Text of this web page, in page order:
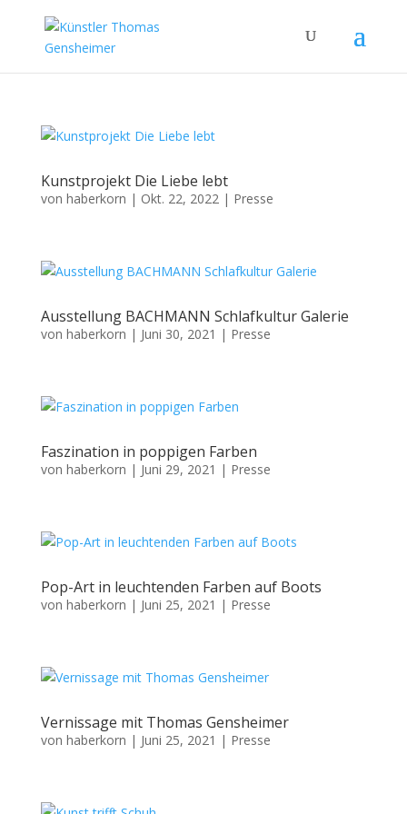
Kunstprojekt Die Liebe lebt
von haberkorn | Okt. 22, 2022| Presse
Ausstellung BACHMANN Schlafkultur Galerie
von haberkorn | Juni 30, 2021 | Presse
Faszination in poppigen Farben
von haberkorn | Juni 29, 2021 | Presse
Pop-Art in leuchtenden Farben auf Boots
von haberkorn | Juni 25, 2021 | Presse
Vernissage mit Thomas Gensheimer
von haberkorn | Juni 25, 2021 | Presse